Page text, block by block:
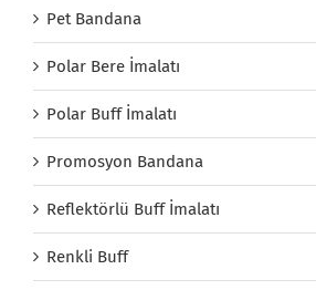
Pet Bandana
Polar Bere İmalatı
Polar Buff İmalatı
Promosyon Bandana
Reflektörlü Buff İmalatı
Renkli Buff